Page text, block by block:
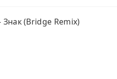
(Bridge Remix)